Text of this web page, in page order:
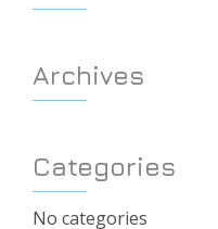
Archives
Categories
No categories